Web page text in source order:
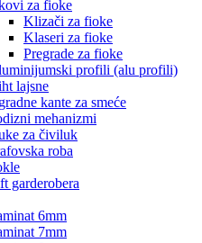
za fioke
Klizači za fioke
Klaseri za fioke
Pregrade za fioke
profili (alu profili)
lajsne
kante za smeće
mehanizmi
za čiviluk
roba
garderobera
6mm
7mm